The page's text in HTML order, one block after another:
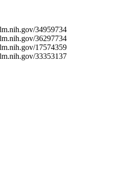
34959734
36297734
17574359
33353137